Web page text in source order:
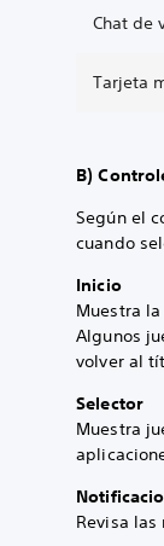
Chat de
Tarjeta
B)
Según el
cuando
Inicio
Muestra
Algunos
volver al
Selector
Muestra
Revisa